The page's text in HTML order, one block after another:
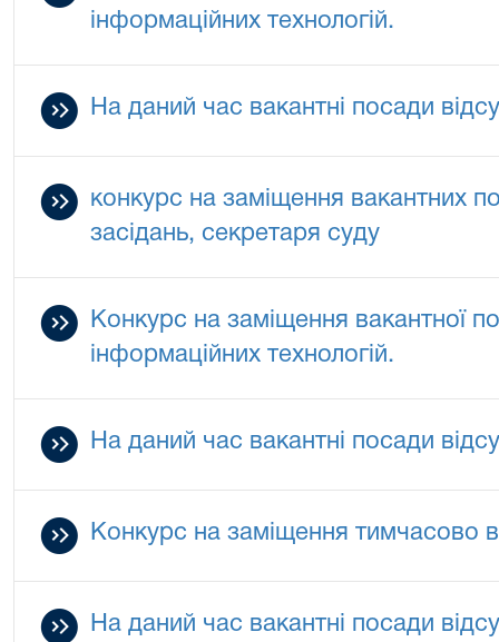
інформаційних технологій.
На даний час вакантні посади
конкурс на заміщення вакантних
засідань, секретаря суду
Конкурс на заміщення вакантної
інформаційних технологій.
На даний час вакантні посади
Конкурс на заміщення тимчасово
На даний час вакантні посади